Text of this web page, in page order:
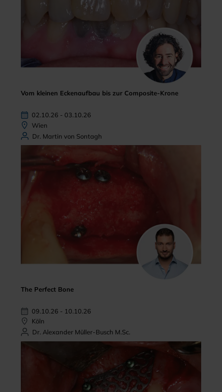
Vom kleinen Eckenaufbau bis zur Composite-Krone
02.10.26 - 03.10.26
Wien
Dr. Martin von Sontagh
The Perfect Bone
09.10.26 - 10.10.26
Köln
Dr. Alexander Müller-Busch M.Sc.